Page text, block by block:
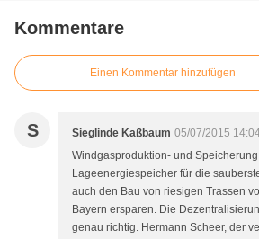
Kommentare
Einen Kommentar hinzufügen
S Sieglinde Kaßbaum 05/07/2015
Windgasproduktion- und
Lageenergiespeicher für die
auch den Bau von riesigen Trassen
Bayern ersparen. Die
genau richtig. Hermann Scheer, der